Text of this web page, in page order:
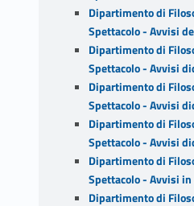
Dipartimento di
Spettacolo - Avvisi
Dipartimento di
Spettacolo - Avvisi
Dipartimento di
Spettacolo - Avvisi
Dipartimento di
Spettacolo - Avvisi
Dipartimento di
Spettacolo - Avvisi
Dipartimento di